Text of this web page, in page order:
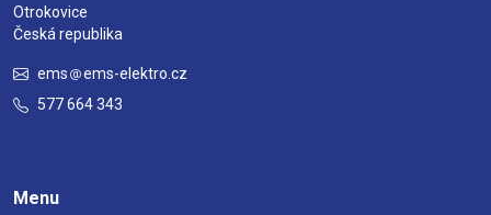
Otrokovice
Česká republika
ems
ems-elektro.cz
577 664 343
Menu